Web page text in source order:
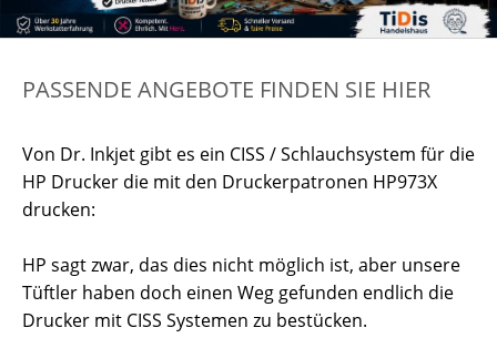
PASSENDE ANGEBOTE FINDEN SIE HIER
Von Dr. Inkjet gibt es ein CISS / Schlauchsystem für die
HP Drucker die mit den Druckerpatronen HP973X
drucken:
HP sagt zwar, das dies nicht möglich ist, aber unsere
Tüftler haben doch einen Weg gefunden endlich die
Drucker mit CISS Systemen zu bestücken.